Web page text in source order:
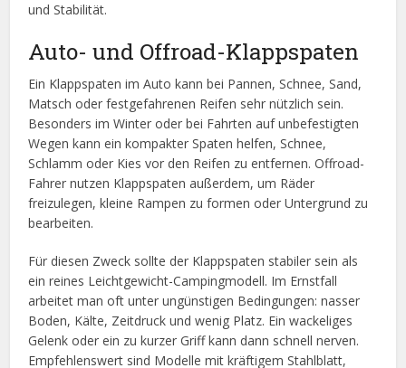
und Stabilität.
Auto- und Offroad-Klappspaten
Ein Klappspaten im Auto kann bei Pannen, Schnee, Sand,
Matsch oder festgefahrenen Reifen sehr nützlich sein.
Besonders im Winter oder bei Fahrten auf unbefestigten
Wegen kann ein kompakter Spaten helfen, Schnee,
Schlamm oder Kies vor den Reifen zu entfernen. Offroad-
Fahrer nutzen Klappspaten außerdem, um Räder
freizulegen, kleine Rampen zu formen oder Untergrund zu
bearbeiten.
Für diesen Zweck sollte der Klappspaten stabiler sein als
ein reines Leichtgewicht-Campingmodell. Im Ernstfall
arbeitet man oft unter ungünstigen Bedingungen: nasser
Boden, Kälte, Zeitdruck und wenig Platz. Ein wackeliges
Gelenk oder ein zu kurzer Griff kann dann schnell nerven.
Empfehlenswert sind Modelle mit kräftigem Stahlblatt,